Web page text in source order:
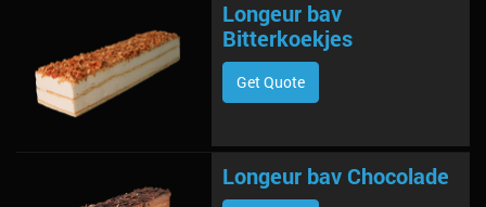
Longeur bav
Bitterkoekjes
Get Quote
Longeur bav Chocolade